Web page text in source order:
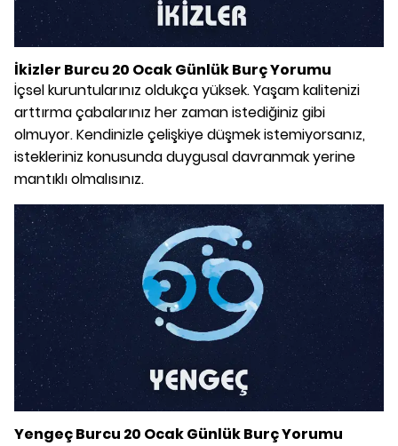
İkizler Burcu 20 Ocak Günlük Burç Yorumu
İçsel kuruntularınız oldukça yüksek. Yaşam kalitenizi
arttırma çabalarınız her zaman istediğiniz gibi
olmuyor. Kendinizle çelişkiye düşmek istemiyorsanız,
istekleriniz konusunda duygusal davranmak yerine
mantıklı olmalısınız.
Yengeç Burcu 20 Ocak Günlük Burç Yorumu